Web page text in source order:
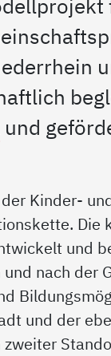
und
Kinder-
und
nach der
und der